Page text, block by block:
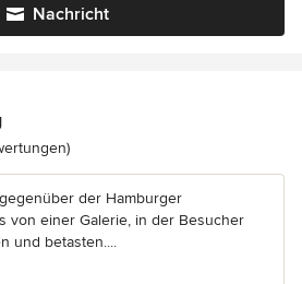
Nachricht
3 von 5 Sternen
der Hamburger
von einer Galerie, in der Besucher
und betasten....